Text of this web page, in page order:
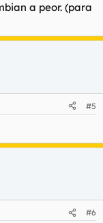
a peor. (para
#5
#6